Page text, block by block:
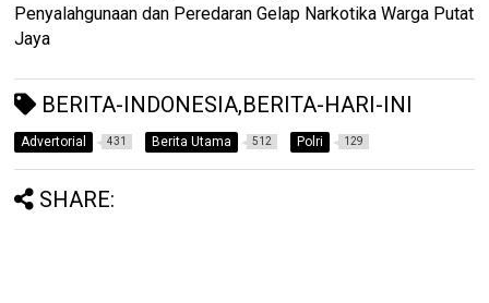
Penyalahgunaan dan Peredaran Gelap Narkotika Warga Putat
Jaya
BERITA-INDONESIA,BERITA-HARI-INI
Advertorial 431 Berita Utama 512 Polri 129
SHARE: